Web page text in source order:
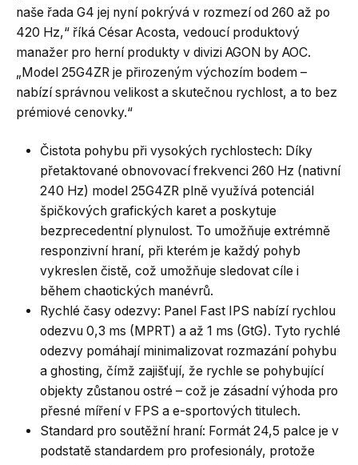
naše řada G4 jej nyní pokrývá v rozmezí od 260 až po
420 Hz,“ říká César Acosta, vedoucí produktový
manažer pro herní produkty v divizi AGON by AOC.
„Model 25G4ZR je přirozeným výchozím bodem –
nabízí správnou velikost a skutečnou rychlost, a to bez
prémiové cenovky.“
Čistota pohybu při vysokých rychlostech: Díky
přetaktované obnovovací frekvenci 260 Hz (nativní
240 Hz) model 25G4ZR plně využívá potenciál
špičkových grafických karet a poskytuje
bezprecedentní plynulost. To umožňuje extrémně
responzivní hraní, při kterém je každý pohyb
vykreslen čistě, což umožňuje sledovat cíle i
během chaotických manévrů.
Rychlé časy odezvy: Panel Fast IPS nabízí rychlou
odezvu 0,3 ms (MPRT) a až 1 ms (GtG). Tyto rychlé
odezvy pomáhají minimalizovat rozmazání pohybu
a ghosting, čímž zajišťují, že rychle se pohybující
objekty zůstanou ostré – což je zásadní výhoda pro
přesné míření v FPS a e-sportových titulech.
Standard pro soutěžní hraní: Formát 24,5 palce je v
podstatě standardem pro profesionály, protože